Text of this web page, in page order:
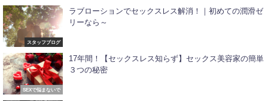
スタッフブログ
ラブローションでセックスレス解消！｜初めての潤滑ゼ
リーなら～
SEXで悩まないで
17年間！【セックスレス知らず】セックス美容家の簡単
３つの秘密